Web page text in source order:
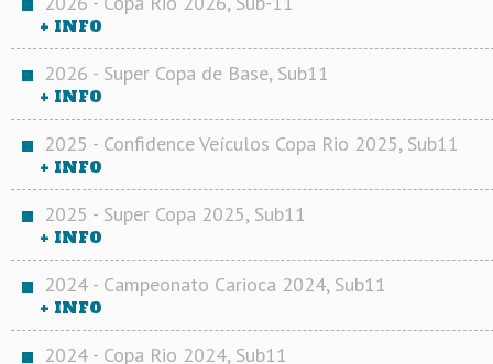
+ INFO
2026 - Super Copa de Base, Sub11
+ INFO
2025 - Confidence Veículos Copa Rio 2025, Sub11
+ INFO
2025 - Super Copa 2025, Sub11
+ INFO
2024 - Campeonato Carioca 2024, Sub11
+ INFO
2024 - Copa Rio 2024, Sub11